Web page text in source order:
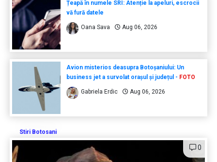
Țeapă în numele SRI: Atenție la apeluri, escrocii
vă fură datele
Oana Sava Aug 06, 2026
Avion misterios deasupra Botoșaniului: Un
business jet a survolat orașul și județul - FOTO
Gabriela Erdic Aug 06, 2026
Stiri Botosani
0